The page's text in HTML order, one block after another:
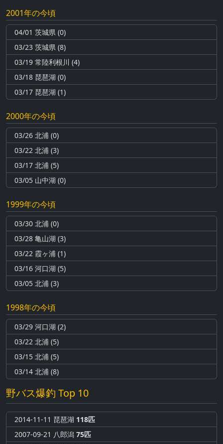
2001年の今頃
04/01 茨城県 (0)
03/23 茨城県 (8)
03/19 常陸利根川 (4)
03/18 琵琶湖 (0)
03/17 琵琶湖 (1)
2000年の今頃
03/26 北浦 (0)
03/22 北浦 (3)
03/17 北浦 (5)
03/05 山中湖 (0)
1999年の今頃
03/30 北浦 (0)
03/28 亀山湖 (3)
03/22 霞ヶ浦 (1)
03/16 河口湖 (5)
03/05 北浦 (3)
1998年の今頃
03/29 河口湖 (2)
03/22 北浦 (5)
03/15 北浦 (5)
03/14 北浦 (8)
野バス爆釣 Top 10
2014-11-11 琵琶湖 118匹
2007-09-21 八郎潟 75匹